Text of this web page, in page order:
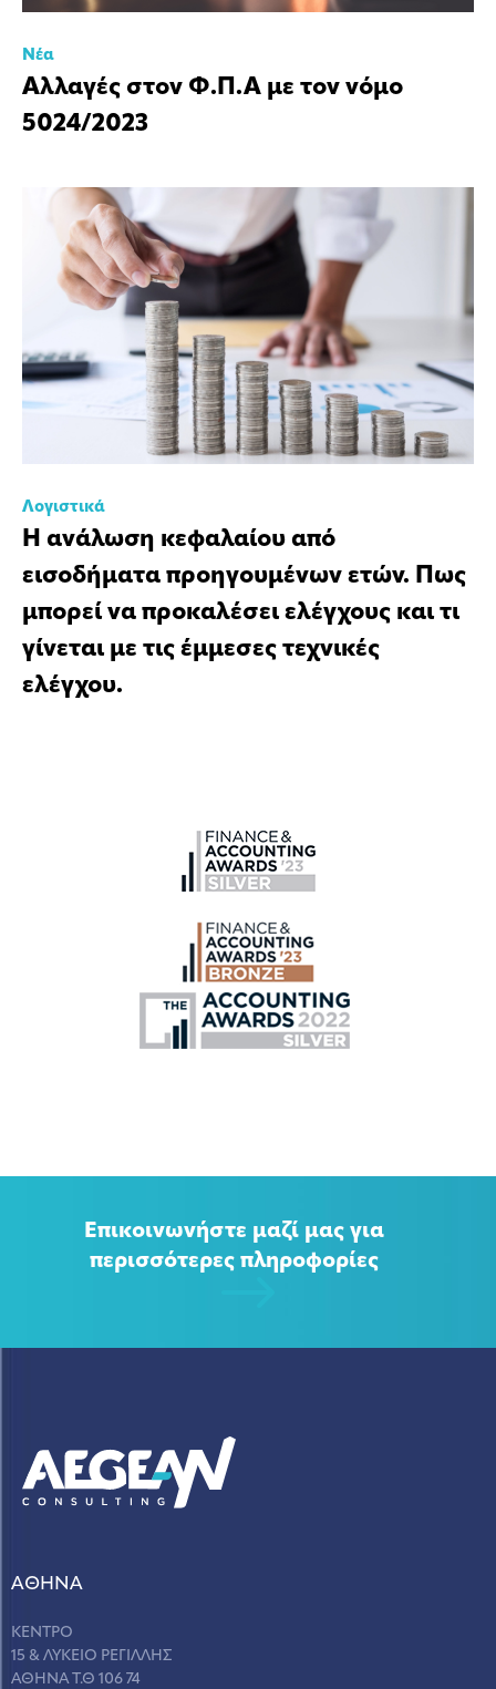
Νέα
Αλλαγές στον Φ.Π.Α με τον νόμο
5024/2023
Λογιστικά
Η ανάλωση κεφαλαίου από
εισοδήματα προηγουμένων ετών. Πως
μπορεί να προκαλέσει ελέγχους και τι
γίνεται με τις έμμεσες τεχνικές
ελέγχου.
Επικοινωνήστε μαζί μας για
περισσότερες πληροφορίες
ΑΘΗΝΑ
ΚΕΝΤΡΟ
15 & ΛΥΚΕΙΟ ΡΕΓΙΛΛΗΣ
ΑΘΗΝΑ Τ.Θ 106 74